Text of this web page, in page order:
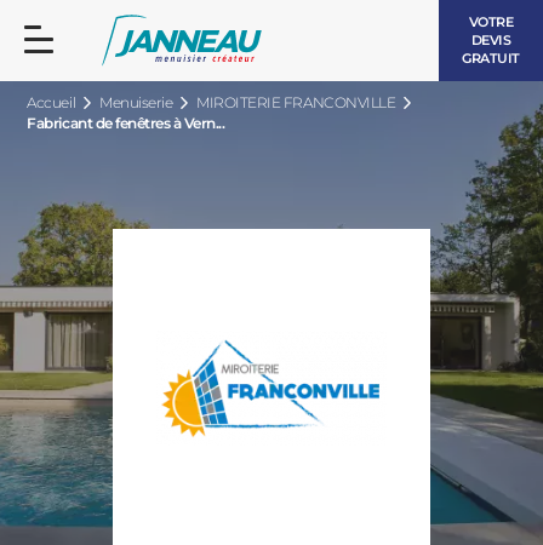
VOTRE
DEVIS
GRATUIT
Accueil Menuiserie
MIROITERIE FRANCONVILLE
Fabricant de fenêtres à Vern...
FENÊTRES ET PORTES-FENÊTRES
BAIES VITRÉES
PORTES D’ENTRÉELES INTEMPORELLES
VOLETS ROULANTS
PERGOLAS